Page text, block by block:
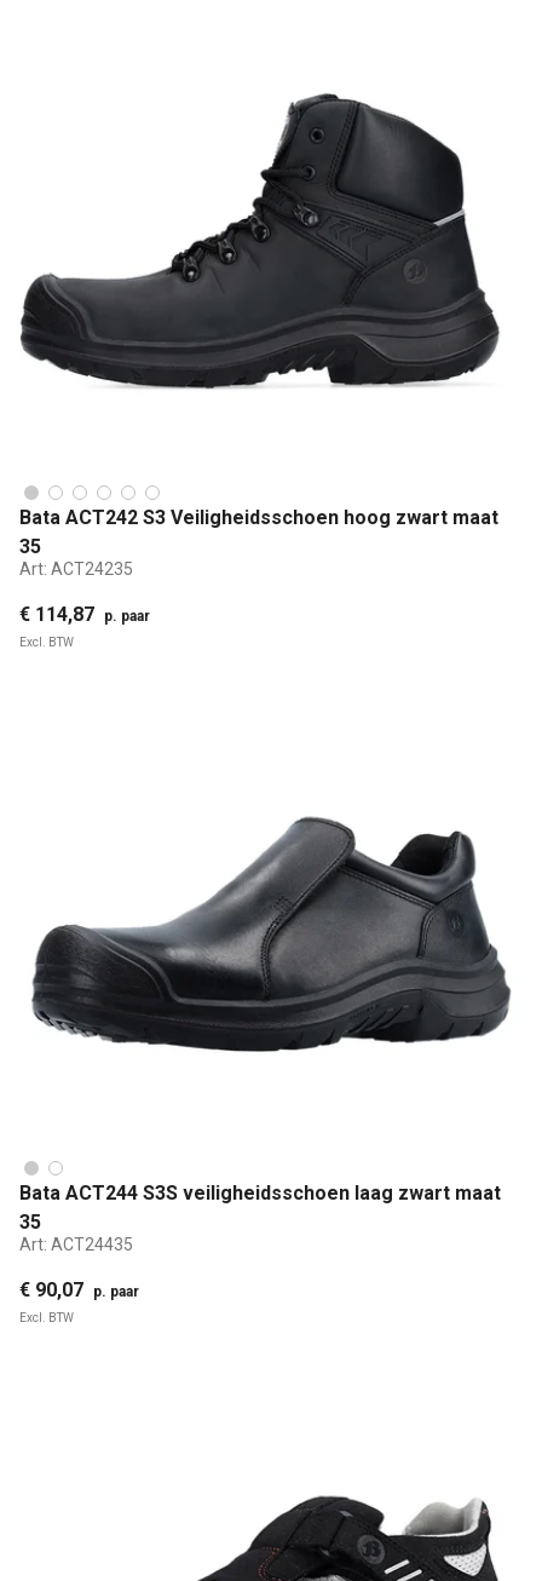
Bata ACT242 S3 Veiligheidsschoen hoog zwart maat
35
Art: ACT24235
€ 114,87 p. paar
Excl. BTW
Bata ACT244 S3S veiligheidsschoen laag zwart maat
35
Art: ACT24435
€ 90,07 p. paar
Excl. BTW